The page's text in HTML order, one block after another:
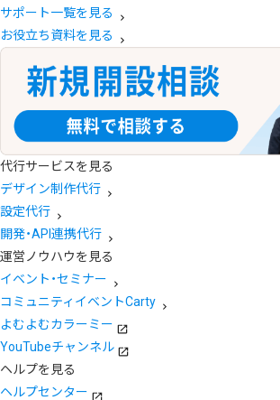
サポート一覧を見る
お役立ち資料を見る
代行サービスを見る
デザイン制作代行
設定代行
開発・API連携代行
運営ノウハウを見る
イベント・セミナー
コミュニティイベントCarty
よむよむカラーミー
YouTubeチャンネル
ヘルプを見る
ヘルプセンター